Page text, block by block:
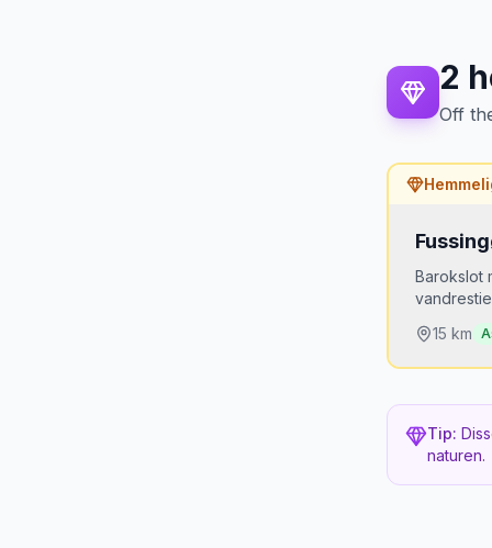
2
Off
Barokslot
15 km
derfra
Tip:
naturen.